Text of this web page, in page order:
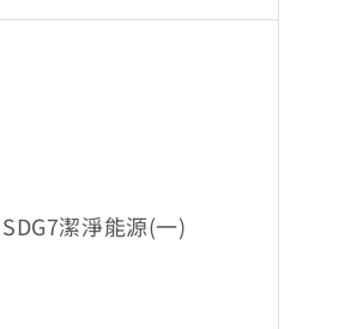
潔淨能源(一)